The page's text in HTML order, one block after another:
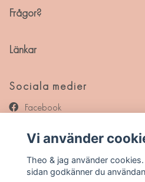
Frågor?
Länkar
Sociala medier
Facebook
Pinterest
Vi använder
Theo & jag använder
sidan godkänner du